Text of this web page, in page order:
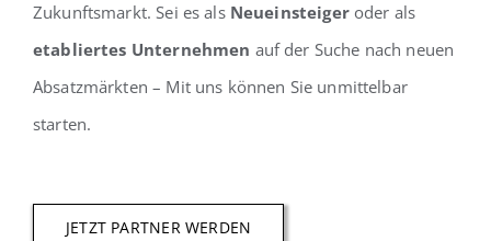
Zukunftsmarkt. Sei es als Neueinsteigeroder als
etabliertes Unternehmen auf der Suche nach neuen
Absatzmärkten – Mit uns können Sie unmittelbar
starten.
JETZT PARTNER WERDEN